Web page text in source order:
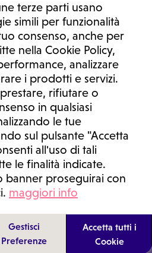
terze parti usano
simili per funzionalità
consenso, anche per
nella Cookie Policy,
analizzare
i prodotti e servizi.
rifiutare o
in qualsiasi
le tue
sul pulsante "Accetta
all'uso di tali
le finalità indicate.
banner proseguirai con
maggiori info
Gestisci
Preferenze
Accetta tutti i
Cookie
sito non sono un consulto medico.
sostituiscono un consulto, una
medico. Non si devono considerare
suggerimenti per la formulazione di
di un trattamento o l'assunzione o
prima consultare un medico di
o uno specialista.
Privacy Policy |Gestione cookie
i diritti riservati.